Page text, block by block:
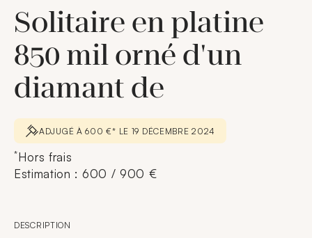
Solitaire en platine
850 mil orné d'un
diamant de
ADJUGÉ À 600 €* LE 19 DÉCEMBRE 2024
*Hors frais
Estimation : 600 / 900 €
DESCRIPTION